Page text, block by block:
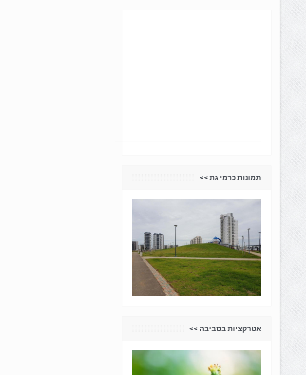
תמונות כרמי גת <<
אטרקציות בסביבה <<